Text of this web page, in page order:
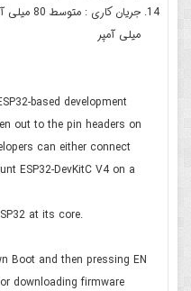
میلی آمپر
based development
out to the pin headers on
can either connect
ESP32-DevKitC V4 on a
at its core.
Boot and then pressing EN
downloading firmware